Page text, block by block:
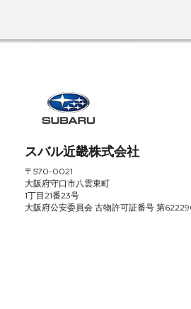
スバル近畿株式会社
〒570-0021
大阪府守口市八雲東町
1丁目21番23号
大阪府公安委員会 古物許可証番号 第